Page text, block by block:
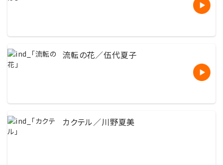
流転の花／伍代夏子
カクテル／川野夏美